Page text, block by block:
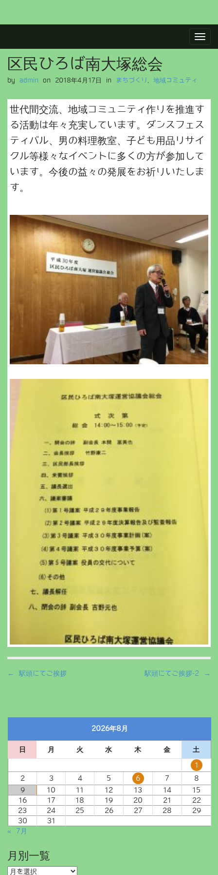
i
m
i
区民ひろば南大塚総会
by admin on 2018年4月17日 in まちづくり , 地域コミュティ
世代間交流、地域コミュニティ作りを推進す
る活動は年々充実しています。ダンスフェス
ティバル、男の料理教室、子ども用品リサイ
クル等様々なイベントに多くの方が参加して
います。今後の益々の発展をお祈りいたしま
す。
P
n
v
i
i
o
n
← 駅頭にてご挨拶 駅頭にてご挨拶-2 →
2026年8月
日 月 火 水 木 金
土
1
2
3 4 5 6 7
8
9
10 11 12 13 14
15
16
17 18 19 20 21
22
23
24 25 26 27 28
29
30
31
« 7月
月別一覧
月